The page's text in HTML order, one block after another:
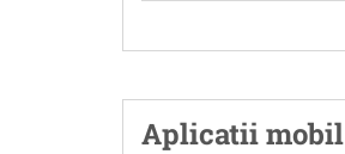
Aplicatii mobil